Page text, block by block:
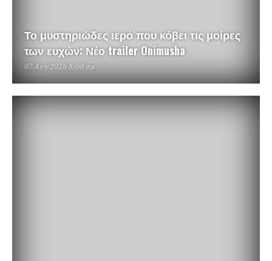
Το μυστηριώδες ιερό που κόβει τις μοίρες
των ευχών: Νέο trailer Onimusha
07 Αυγ 2026 8:00 πμ